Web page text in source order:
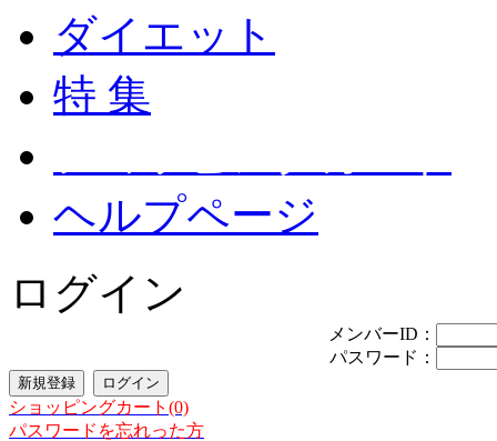
ダイエット
特 集
ヘルプページ
ログイン
メンバーID：
パスワード：
ショッピングカート(0)
パスワードを忘れった方